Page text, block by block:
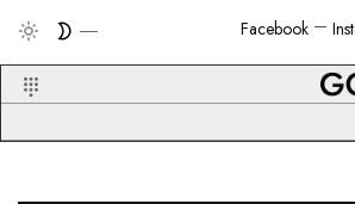
Facebook